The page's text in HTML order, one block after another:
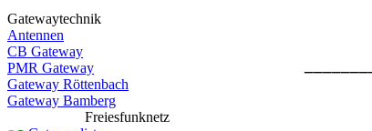
Gatewaytechnik
Antennen
CB Gateway
PMR Gateway
Gateway Röttenbach
Gateway Bamberg
Freiesfunknetz